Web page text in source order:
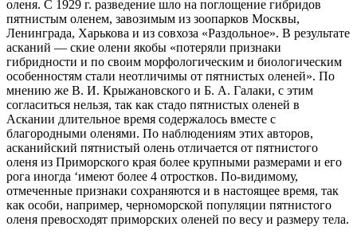
оленя. С 1929 г. разведение шло на поглощение гибридов
пятнистым оленем, завозимым из зоопарков Москвы,
Ленинграда, Харькова и из совхоза «Раздольное». В результате
асканий — ские олени якобы «потеряли признаки
гибридности и по своим морфологическим и биологическим
особенностям стали неотличимы от пятнистых оленей». По
мнению же В. И. Крыжановского и Б. А. Галаки, с этим
согласиться нельзя, так как стадо пятнистых оленей в
Аскании длительное время содержалось вместе с
благородными оленями. По наблюдениям этих авторов,
асканийский пятнистый олень отличается от пятнистого
оленя из Приморского края более крупными размерами и его
рога иногда ‘имеют более 4 отростков. По-видимому,
отмеченные признаки сохраняются и в настоящее время, так
как особи, например, черноморской популяции пятнистого
оленя превосходят приморских оленей по весу и размеру тела.